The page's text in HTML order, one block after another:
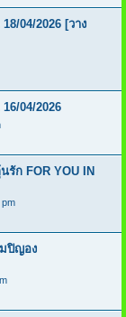
04/2026 [วาง
04/2026
รัก FOR YOU IN
pm
ปิญอง